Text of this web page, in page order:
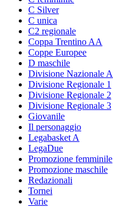
C Silver
C unica
C2 regionale
Coppa Trentino AA
Coppe Europee
D maschile
Divisione Nazionale A
Divisione Regionale 1
Divisione Regionale 2
Divisione Regionale 3
Giovanile
Il personaggio
Legabasket A
LegaDue
Promozione femminile
Promozione maschile
Redazionali
Tornei
Varie